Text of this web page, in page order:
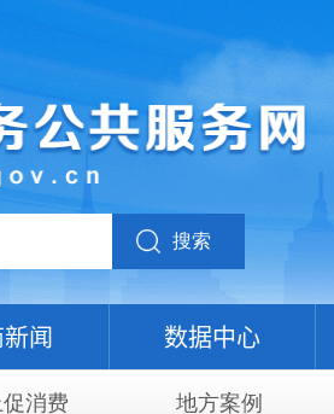
搜索
闻 数据中心
消费 地方案例